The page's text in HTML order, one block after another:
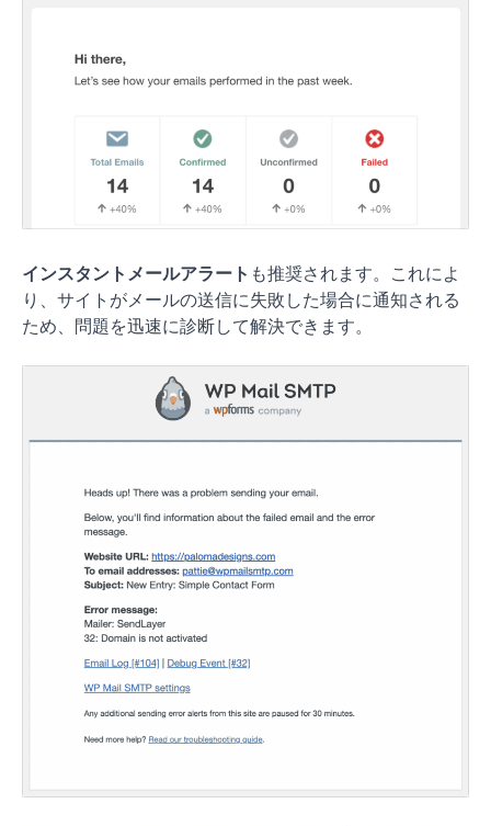
インスタントメールアラート も推奨されます。これによ
り、サイトがメールの送信に失敗した場合に通知される
ため、問題を迅速に診断して解決できます。